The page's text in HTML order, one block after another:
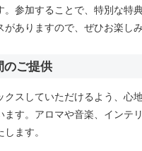
。参加することで、特別な特
がありますので、ぜひお楽しみ
のご提供
クスしていただけるよう、心
ます。アロマや音楽、インテ
ます。